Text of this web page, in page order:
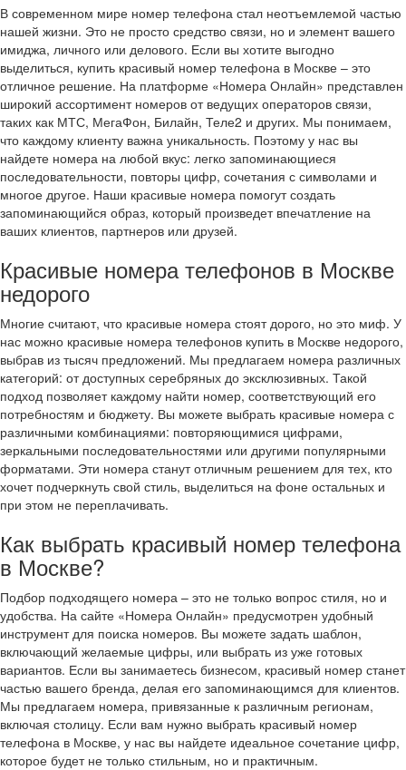
В современном мире номер телефона стал неотъемлемой частью
нашей жизни. Это не просто средство связи, но и элемент вашего
имиджа, личного или делового. Если вы хотите выгодно
выделиться, купить красивый номер телефона в Москве – это
отличное решение. На платформе «Номера Онлайн» представлен
широкий ассортимент номеров от ведущих операторов связи,
таких как МТС, МегаФон, Билайн, Теле2 и других. Мы понимаем,
что каждому клиенту важна уникальность. Поэтому у нас вы
найдете номера на любой вкус: легко запоминающиеся
последовательности, повторы цифр, сочетания с символами и
многое другое. Наши красивые номера помогут создать
запоминающийся образ, который произведет впечатление на
ваших клиентов, партнеров или друзей.
Красивые номера телефонов в Москве
недорого
Многие считают, что красивые номера стоят дорого, но это миф. У
нас можно красивые номера телефонов купить в Москве недорого,
выбрав из тысяч предложений. Мы предлагаем номера различных
категорий: от доступных серебряных до эксклюзивных. Такой
подход позволяет каждому найти номер, соответствующий его
потребностям и бюджету. Вы можете выбрать красивые номера с
различными комбинациями: повторяющимися цифрами,
зеркальными последовательностями или другими популярными
форматами. Эти номера станут отличным решением для тех, кто
хочет подчеркнуть свой стиль, выделиться на фоне остальных и
при этом не переплачивать.
Как выбрать красивый номер телефона
в Москве?
Подбор подходящего номера – это не только вопрос стиля, но и
удобства. На сайте «Номера Онлайн» предусмотрен удобный
инструмент для поиска номеров. Вы можете задать шаблон,
включающий желаемые цифры, или выбрать из уже готовых
вариантов. Если вы занимаетесь бизнесом, красивый номер станет
частью вашего бренда, делая его запоминающимся для клиентов.
Мы предлагаем номера, привязанные к различным регионам,
включая столицу. Если вам нужно выбрать красивый номер
телефона в Москве, у нас вы найдете идеальное сочетание цифр,
которое будет не только стильным, но и практичным.